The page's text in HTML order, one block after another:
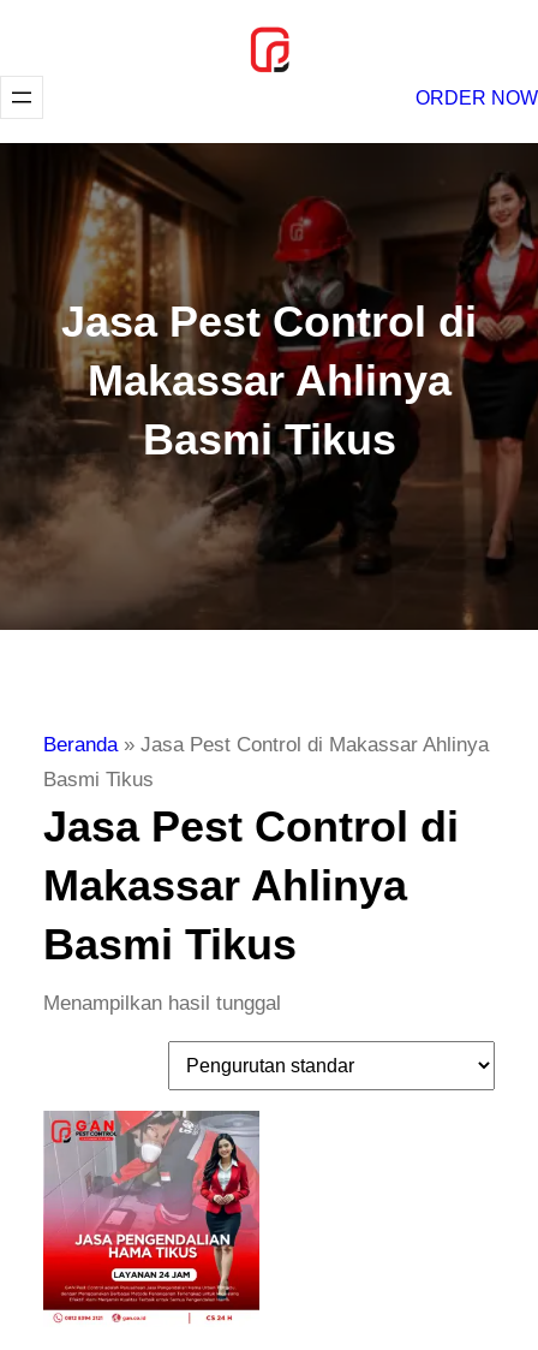
konten
ORDER NOW
Jasa Pest Control di
Makassar Ahlinya
Basmi Tikus
Beranda» Jasa Pest Control di Makassar Ahlinya
Basmi Tikus
Jasa Pest Control di
Makassar Ahlinya
Basmi Tikus
Menampilkan hasil tunggal